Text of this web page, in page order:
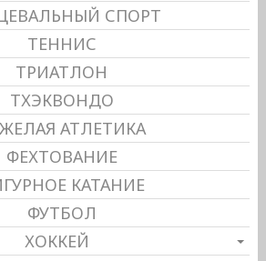
СПОРТ
ТЕННИС
ТРИАТЛОН
ТХЭКВОНДО
АТЛЕТИКА
ФЕХТОВАНИЕ
КАТАНИЕ
ФУТБОЛ
ХОККЕЙ